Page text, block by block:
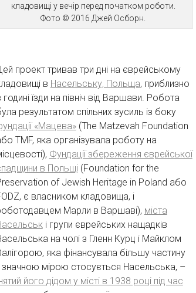
кладовищі у вечір перед початком роботи.
Фото © 2016 Джей Осборн.
проект тривав три дні на єврейському
в Насельську, Польща, приблизно
годині їзди на північ від Варшави. Робота
результатом спільних зусиль із боку
«Мацева»(The Matzevah Foundation
TMF, яка організувала роботу на
Фундації збереження єврейської
в Польщі(Foundation for the
of Jewish Heritage in Poland або
є власником кладовища, і
Марли в Варшаві), міста
і групи єврейських нащадків
на чолі з Гленн Курц і Майклом
яка фінансувала більшу частину
мірою стосується Насельська, –
його дідом у місті в 1938 році під час